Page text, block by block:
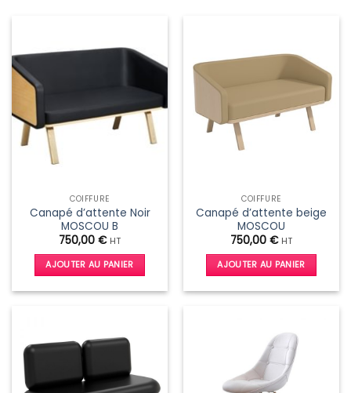
COIFFURE
Canapé d’attente Noir
MOSCOU B
750,00 € HT
AJOUTER AU PANIER
COIFFURE
Canapé d’attente beige
MOSCOU
750,00 € HT
AJOUTER AU PANIER